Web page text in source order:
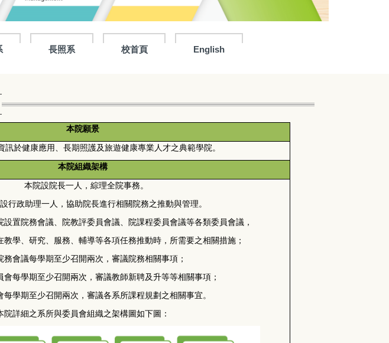
長照系 校首頁 English
本院願景
於健康應用、長期照護及旅遊健康專業人才之典範學院。
本院組織架構
本院設院長一人，綜理全院事務。
行政助理一人，協助院長進行相關院務之推動與管理。
置院務會議、院教評委員會議、院課程委員會議等各類委員會議，
教學、研究、服務、輔導等各項任務推動時，所需要之相關措施；
務會議每學期至少召開兩次，審議院務相關事項；
會每學期至少召開兩次，審議教師新聘及升等等相關事項；
每學期至少召開兩次，審議各系所課程規劃之相關事宜。
院詳細之系所與委員會組織之架構圖如下圖：